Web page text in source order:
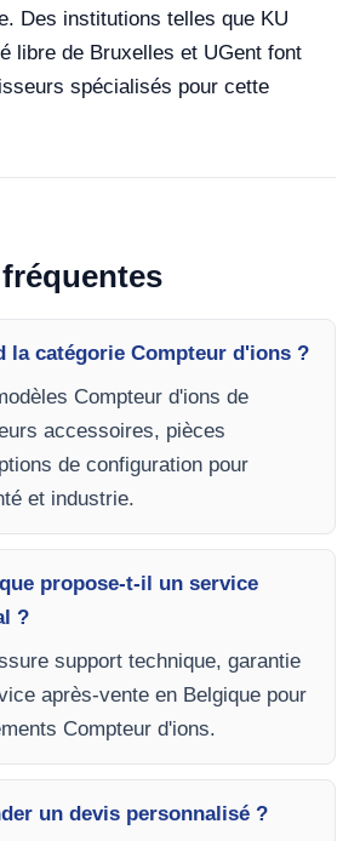
Des institutions telles que KU
libre de Bruxelles et UGent font
spécialisés pour cette
la catégorie Compteur d'ions ?
Compteur d'ions de
accessoires, pièces
de configuration pour
et industrie.
propose-t-il un service
?
support technique, garantie
après-vente en Belgique pour
Compteur d'ions.
un devis personnalisé ?